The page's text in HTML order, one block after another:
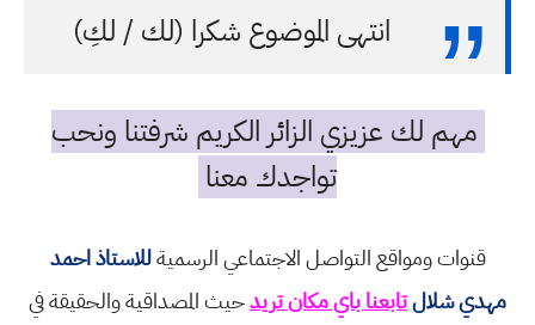
انتهى الموضوع شكرا (لك / لكِ)
مهم لك عزيزي الزائر الكريم شرفتنا ونحب
تواجدك معنا
قنوات ومواقع التواصل الاجتماعي الرسميةللاستاذ احمد
مهدي شلالتابعنا باي مكان تريدحيث المصداقية والحقيقة في